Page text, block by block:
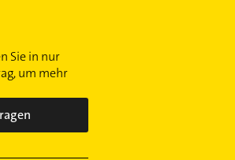
Sie in nur
um mehr